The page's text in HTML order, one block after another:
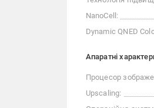
NanoCell:
Dynamic QNED
Апаратні
Процесор
Upscaling: